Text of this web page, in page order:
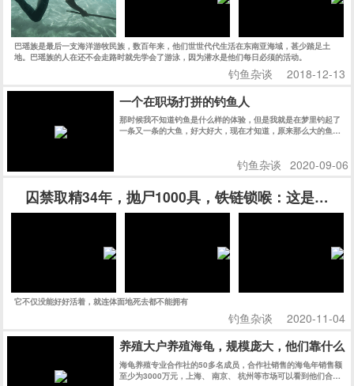
巴瑶族是最后一支海洋游牧民族，数百年来，他们世世代代生活在东南亚海域，甚少踏足土
地。巴瑶族的人在还不会走路时就先学会了游泳，因为潜水是他们每日必须的活动。
钓鱼杂谈 2018-12-13
一个在职场打拼的钓鱼人
那时候我不知道钓鱼是什么样的体验，但是我就是在梦里钓起了
一条又一条的大鱼，好大好大，现在才知道，原来那么大的鱼，
钓鱼杂谈 2020-09-06
囚禁取精34年，抛尸1000具，铁链锁喉：这是一场
它不仅没能好好活着，就连体面地死去都不能拥有
钓鱼杂谈 2020-11-04
养殖大户养殖海龟，规模庞大，他们靠什么
海龟养殖专业合作社的50多名成员，合作社销售的海龟年销售额
至少为3000万元，上海、 南京、 杭州等市场可以看到他们合作